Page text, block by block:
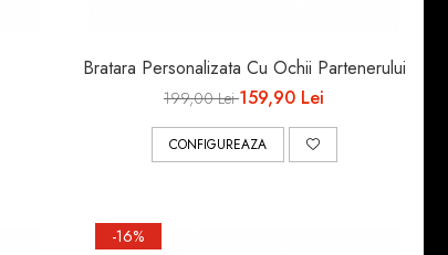
Bratara Personalizata Cu Ochii Partenerului
199,00 Lei159,90 Lei
CONFIGUREAZA
-16%